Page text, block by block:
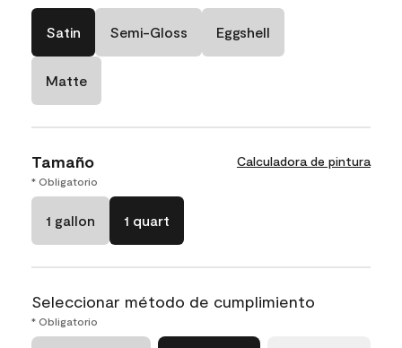
Satin Semi-Gloss Eggshell
Matte
Tamaño Calculadora de pintura
* Obligatorio
1 gallon 1 quart
Seleccionar método de cumplimiento
* Obligatorio